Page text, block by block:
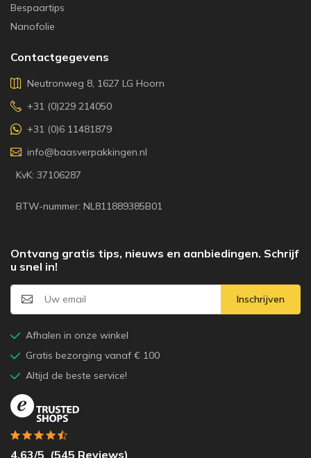
Bespaartips
Nanofolie
Contactgegevens
Neutronweg 8, 1627 LG Hoorn
+31 (0)229 214050
+31 (0)6 11481879
info@baasverpakkingen.nl
KvK: 37106287
BTW-nummer: NL811889385B01
Ontvang gratis tips, nieuws en aanbiedingen. Schrijf
u snel in!
Inschrijven
Afhalen in onze winkel
Gratis bezorging vanaf € 100
Altijd de beste service!
4.63/5 (545 Reviews)